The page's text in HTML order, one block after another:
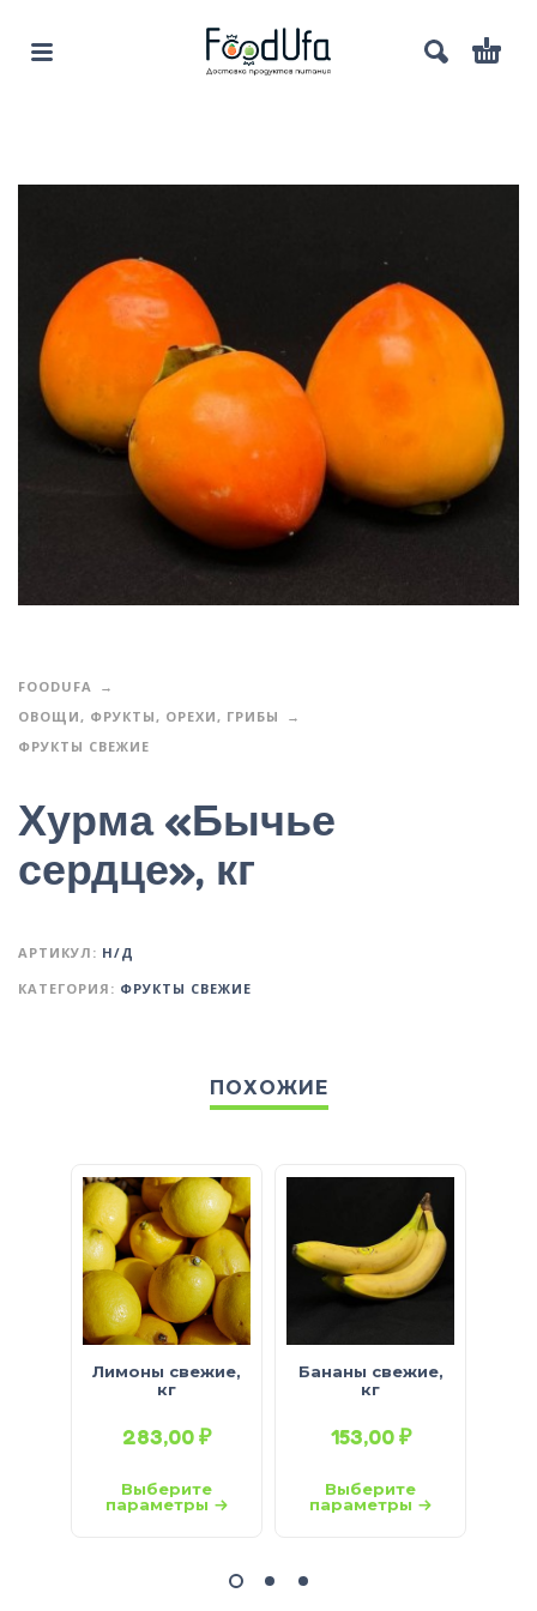
FOODUFA
ОВОЩИ, ФРУКТЫ, ОРЕХИ, ГРИБЫ
ФРУКТЫ СВЕЖИЕ
Хурма «Бычье
сердце», кг
АРТИКУЛ: Н/Д
КАТЕГОРИЯ: ФРУКТЫ СВЕЖИЕ
ПОХОЖИЕ
Лимоны свежие,
кг
283,00₽
Выберите
параметры
Бананы свежие,
кг
153,00₽
Выберите
параметры